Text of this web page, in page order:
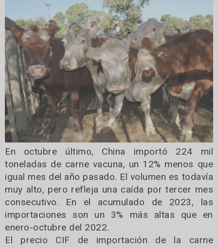
En octubre último, China importó 224 mil
toneladas de carne vacuna, un 12% menos que
igual mes del año pasado. El volumen es todavía
muy alto, pero refleja una caída por tercer mes
consecutivo. En el acumulado de 2023, las
importaciones son un 3% más altas que en
enero-octubre del 2022.
El precio CIF de importación de la carne